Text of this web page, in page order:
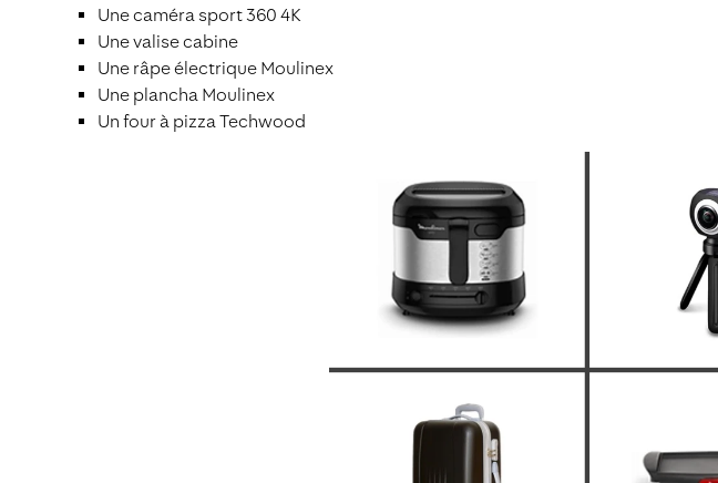
Une caméra sport 360 4K
Une valise cabine
Une râpe électrique Moulinex
Une plancha Moulinex
Un four à pizza Techwood